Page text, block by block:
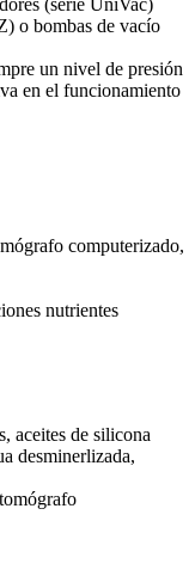
(serie UniVac)
o bombas de vacío
un nivel de presión
en el funcionamiento
computerizado,
nutrientes
aceites de silicona
desminerlizada,